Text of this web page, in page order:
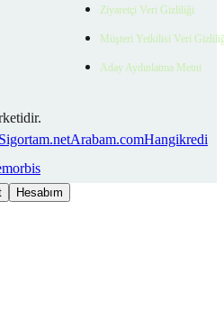
Ziyaretçi Veri Gizliliği
Müşteri Yetkilisi Veri
Aday Aydınlatma Metni
Sigortam.netArabam.comHangikredi
Hesabım